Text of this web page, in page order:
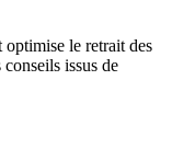
optimise le retrait des
issus de